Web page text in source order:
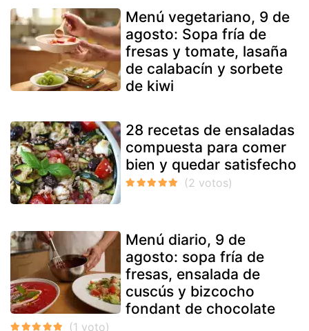
Menú vegetariano, 9 de
agosto: Sopa fría de
fresas y tomate, lasaña
de calabacín y sorbete
de kiwi
28 recetas de ensaladas
compuesta para comer
bien y quedar satisfecho
Menú diario, 9 de
agosto: sopa fría de
fresas, ensalada de
cuscús y bizcocho
fondant de chocolate